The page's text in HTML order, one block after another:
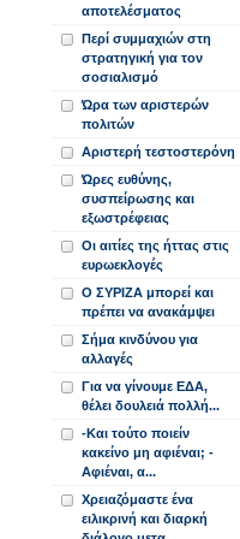
αποτελέσματος
Περί συμμαχιών στη
στρατηγική για τον
σοσιαλισμό
Ώρα των αριστερών
πολιτών
Αριστερή τεστοστερόνη
Ώρες ευθύνης,
συσπείρωσης και
εξωστρέφειας
Οι αιτίες της ήττας στις
ευρωεκλογές
Ο ΣΥΡΙΖΑ μπορεί και
πρέπει να ανακάμψει
Σήμα κινδύνου για
αλλαγές
Για να γίνουμε ΕΔΑ,
θέλει δουλειά πολλή...
-Και τούτο ποιείν
κακείνο μη αφιέναι; -
Αφιέναι, α...
Χρειαζόμαστε ένα
ειλικρινή και διαρκή